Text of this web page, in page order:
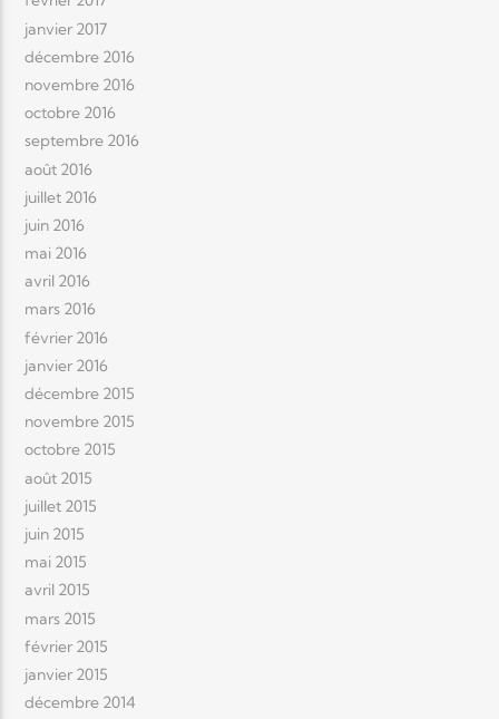
janvier 2017
décembre 2016
novembre 2016
octobre 2016
septembre 2016
août 2016
juillet 2016
juin 2016
mai 2016
avril 2016
mars 2016
février 2016
janvier 2016
décembre 2015
novembre 2015
octobre 2015
août 2015
juillet 2015
juin 2015
mai 2015
avril 2015
mars 2015
février 2015
janvier 2015
décembre 2014